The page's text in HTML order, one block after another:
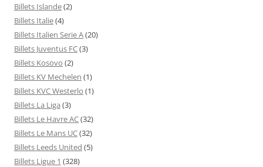
Billets Islande(2)
Billets Italie(4)
Billets Italien Serie A(20)
Billets Juventus FC(3)
Billets Kosovo (2)
Billets KV Mechelen (1)
Billets KVC Westerlo (1)
Billets La Liga (3)
Billets Le Havre AC(32)
Billets Le Mans UC(32)
Billets Leeds United (5)
Billets Ligue 1 (328)